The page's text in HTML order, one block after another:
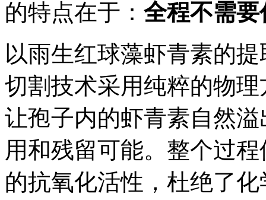
的特点在于： 全程不需
以雨生红球藻虾青素的
切割技术采用纯粹的物
让孢子内的虾青素自然
用和残留可能。整个过
的抗氧化活性，杜绝了